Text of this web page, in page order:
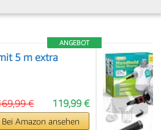
ANGEBOT
5 m extra
119,99 €
€
Bei Amazon ansehen
❯